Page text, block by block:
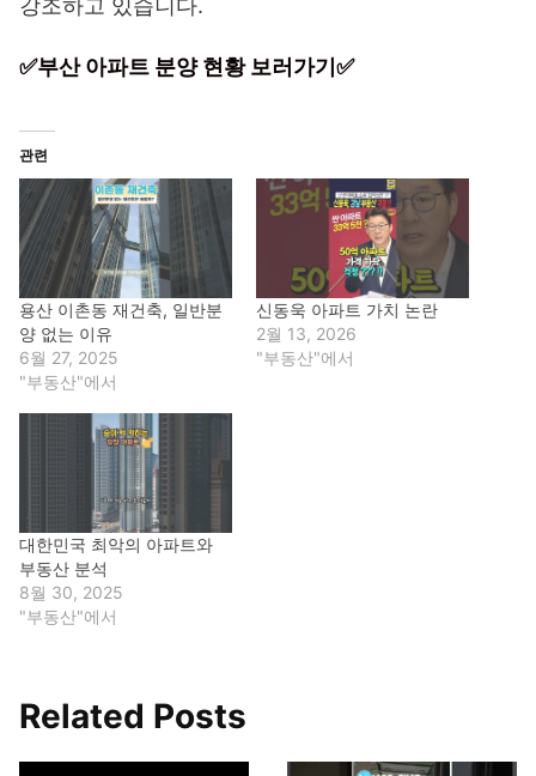
강조하고 있습니다.
✅부산 아파트 분양 현황 보러가기✅
관련
용산 이촌동 재건축, 일반분
양 없는 이유
6월 27, 2025
"부동산"에서
신동욱 아파트 가치 논란
2월 13, 2026
"부동산"에서
대한민국 최악의 아파트와
부동산 분석
8월 30, 2025
"부동산"에서
Related Posts